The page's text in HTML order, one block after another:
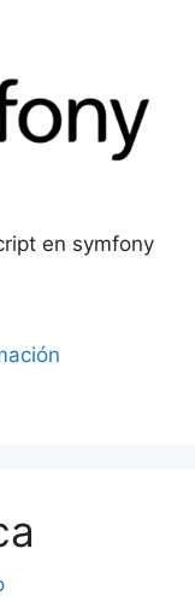
en symfony